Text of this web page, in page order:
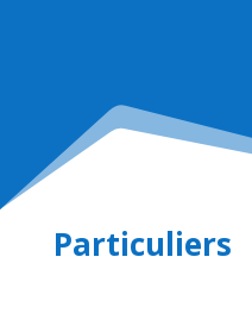
Particuliers